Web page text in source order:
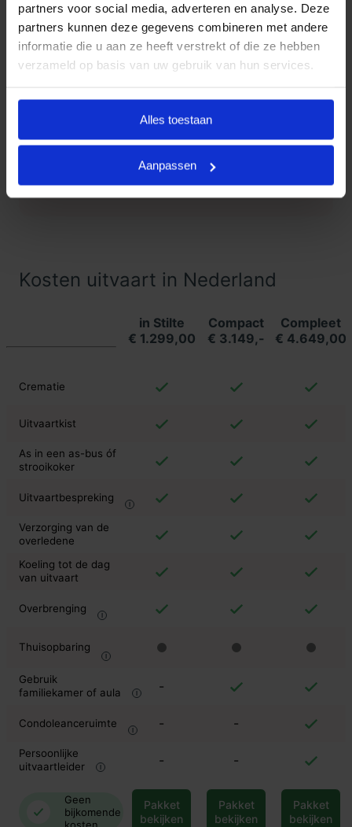
partners voor social media, adverteren en analyse. Deze
partners kunnen deze gegevens combineren met andere
informatie die u aan ze heeft verstrekt of die ze hebben
verzameld op basis van uw gebruik van hun services.
Alles toestaan
Aanpassen
Klanten Vertellen
Goedkope Uitvaart24, onderdeel
met met meer dan 1400
Vertellen
Kosten uitvaart in Nederland
in Stilte
€ 1.299,00
Compact
€ 3.149,-
Compleet
€ 4.649,00
Crematie
Uitvaartkist
As in een as-bus óf
strooikoker
Uitvaartbespreking
Verzorging van de
overledene
Koeling tot de dag
van uitvaart
Overbrenging
Thuisopbaring
Gebruik
familiekamer of aula
-
Condoleanceruimte - -
Persoonlijke
uitvaartleider
- -
Geen
bijkomende
Pakket
bekijken
Pakket
bekijken
Pakket
bekijken